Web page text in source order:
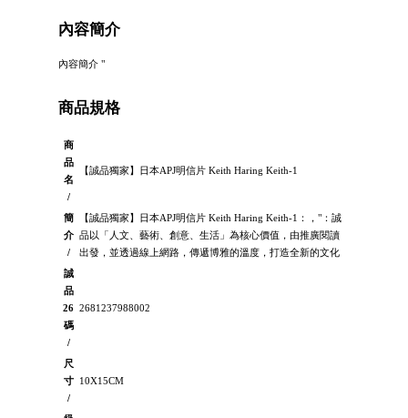
內容簡介
內容簡介 "
商品規格
商
品
名
/
【誠品獨家】日本APJ明信片 Keith Haring Keith-1
簡
介
/
【誠品獨家】日本APJ明信片 Keith Haring Keith-1：，"：誠
品以「人文、藝術、創意、生活」為核心價值，由推廣閱讀
出發，並透過線上網路，傳遞博雅的溫度，打造全新的文化
誠
品
26
碼
/
2681237988002
尺
寸
/
10X15CM